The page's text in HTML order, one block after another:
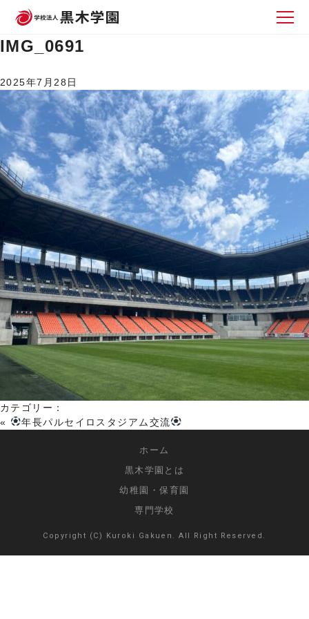
IMG_0691
2025年7月28日
カテゴリー：
«
年長パルセイロスタジアム交流
ホーム
黒木学園とは
幼稚園・保育園
専門学校
Copyright (C) Kuroki Gakuen. All Right Reserved.